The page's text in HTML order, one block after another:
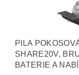
PILA
SHARE20V,
BATERIE A